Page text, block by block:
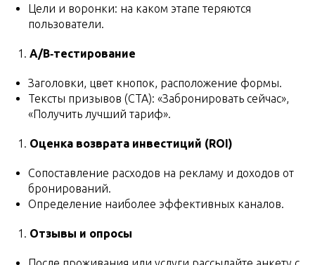
Цели и воронки: на каком этапе теряются
пользователи.
A/B‑тестирование
Заголовки, цвет кнопок, расположение формы.
Тексты призывов (CTA): «Забронировать сейчас»,
«Получить лучший тариф».
Оценка возврата инвестиций (ROI)
Сопоставление расходов на рекламу и доходов от
бронирований.
Определение наиболее эффективных каналов.
Отзывы и опросы